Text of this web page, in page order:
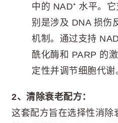
中的 NAD⁺ 水平。
别是涉及 DNA 损伤
机制。通过支持
酰化酶和 PARP 的
定性并调节细胞代谢
2、清除衰老配方：
这套配方旨在选择性消除